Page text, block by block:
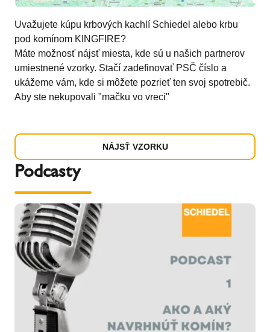
Uvažujete kúpu krbových kachlí Schiedel alebo krbu
pod komínom KINGFIRE?
Máte možnosť nájsť miesta, kde sú u našich partnerov
umiestnené vzorky. Stačí zadefinovať PSČ číslo a
ukážeme vám, kde si môžete pozrieť ten svoj spotrebič.
Aby ste nekupovali "mačku vo vreci"
NÁJSŤ VZORKU
Podcasty